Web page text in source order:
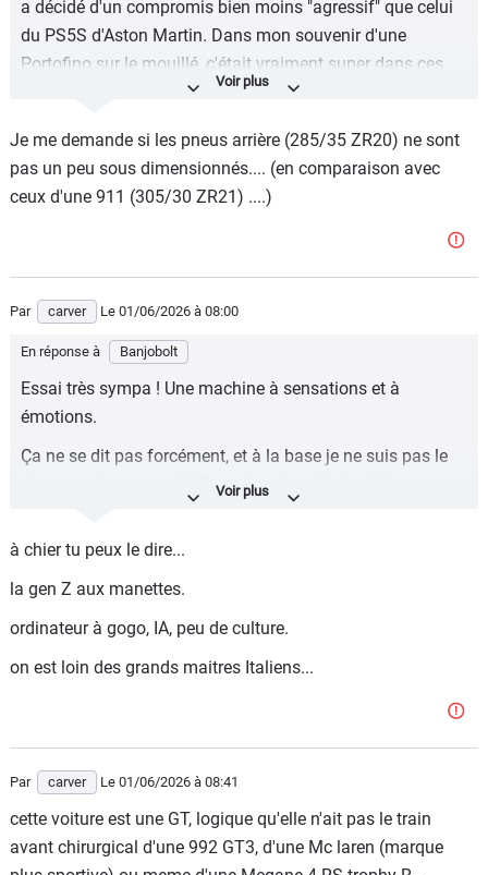
a décidé d'un compromis bien moins "agressif" que celui
du PS5S d'Aston Martin. Dans mon souvenir d'une
Portofino sur le mouillé, c'était vraiment super dans ces
conditions alors qu'au contraire, d'autres journalistes
S et DB12 S (avec ces mêmes PS5S). C'est d'ailleurs un
biais important de nos essais : on a tendance à vouloir
d'abord les essayer dans les conditions parfaites pour ces
sportives (bitume bien sec) avec peu de temps de roulage
moche et qu'on les pousse rarement sur le mouillé, la
stratégie d'avoir des pneus plus optimisés pour le sec se
Je me demande si les pneus arrière (285/35 ZR20) ne sont
pas un peu sous dimensionnés.... (en comparaison avec
ceux d'une 911 (305/30 ZR21) ....)
Par carver Le 01/06/2026 à 08:00
En réponse à Banjobolt
Essai très sympa ! Une machine à sensations et à
émotions.
Ça ne se dit pas forcément, et à la base je ne suis pas le
plus grand amateur de Ferrari, mais voilà, je n’aime pas
à chier tu peux le dire...
la gen Z aux manettes.
ordinateur à gogo, IA, peu de culture.
on est loin des grands maitres Italiens...
Par carver Le 01/06/2026 à 08:41
cette voiture est une GT, logique qu'elle n'ait pas le train
avant chirurgical d'une 992 GT3, d'une Mc laren (marque